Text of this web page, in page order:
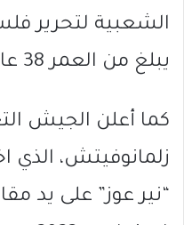
الشعبية لتحرير
يبلغ من العمر 38 عامًا.
كما أعلن الجيش
زلمانوفيتش،
“نير عوز” على يد